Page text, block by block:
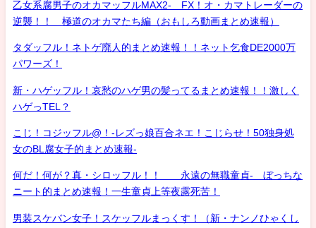
乙女系腐男子のオカマッフルMAX2- FX！オ・カマトレーダーの
逆襲！！ 極道のオカマたち編（おもしろ動画まとめ速報）
タダッフル！ネトゲ廃人的まとめ速報！！ネット乞食DE2000万
パワーズ！
新・ハゲッフル！哀愁のハゲ男の髪ってるまとめ速報！！激しく
ハゲっTEL？
こじ！コジッフル@！-レズっ娘百合ネエ！こじらせ！50独身処
女のBL腐女子的まとめ速報-
何だ！何が？真・シロッフル！！ 永遠の無職童貞- ぼっちな
ニート的まとめ速報！一生童貞上等夜露死苦！
男装スケバン女子！スケッフルまっくす！（新・ナンノひゃくし